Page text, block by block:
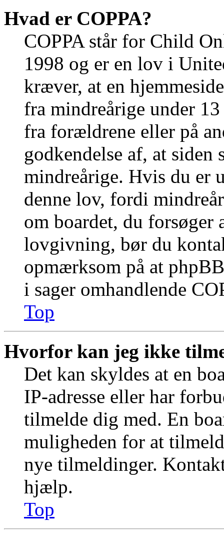
Hvad er COPPA?
COPPA står for Child
1998 og er en lov i
kræver, at en
fra mindreårige under
fra forældrene eller på
godkendelse af, at
mindreårige. Hvis du er
denne lov, fordi
om boardet, du forsøger
lovgivning, bør du
opmærksom på at
i sager omhandlende
Top
Hvorfor kan jeg ikke
Det kan skyldes at en
IP-adresse eller har
tilmelde dig med. En
muligheden for at
nye tilmeldinger.
hjælp.
Top